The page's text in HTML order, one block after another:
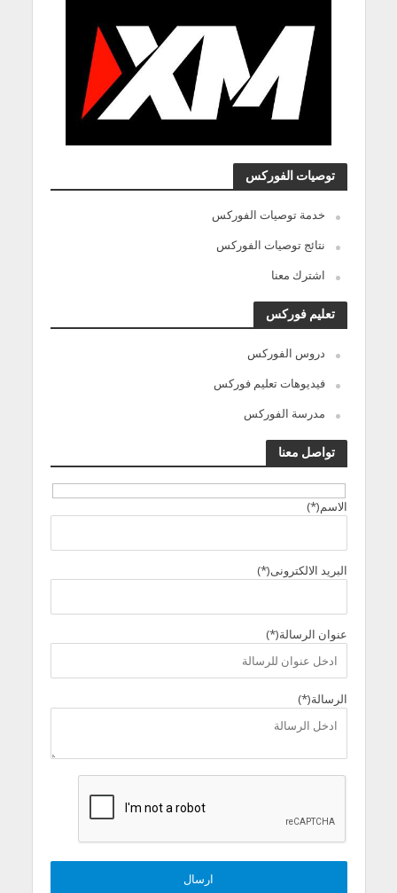
توصيات الفوركس
خدمة توصيات الفوركس
نتائج توصيات الفوركس
اشترك معنا
تعليم فوركس
دروس الفوركس
فيديوهات تعليم فوركس
مدرسة الفوركس
تواصل معنا
الاسم(*)
البريد الالكترونى(*)
عنوان الرسالة(*)
الرسالة(*)